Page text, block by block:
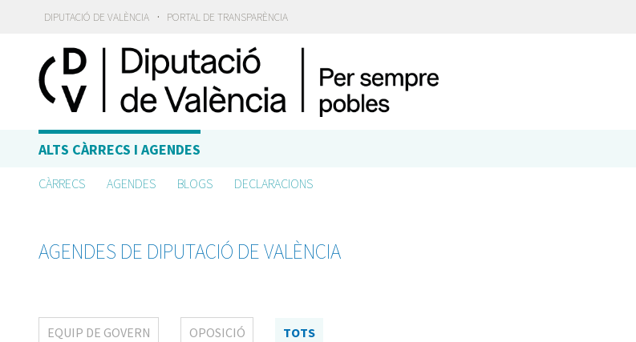
DIPUTACIÓ DE VALÈNCIA · PORTAL DE TRANSPARÈNCIA
ALTS CÀRRECS I AGENDES
CÀRRECS AGENDES BLOGS DECLARACIONS
AGENDES DE DIPUTACIÓ DE VALÈNCIA
EQUIP DE GOVERN OPOSICIÓ TOTS